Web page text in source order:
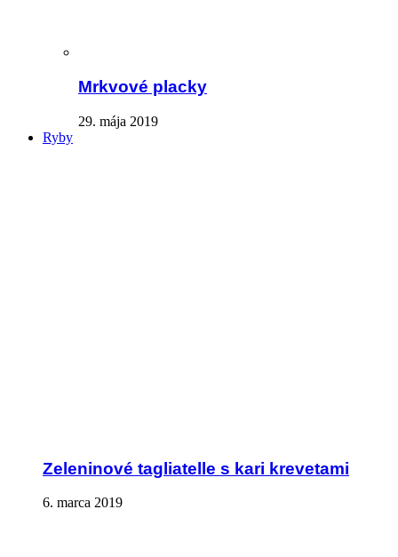
Mrkvové placky
29. mája 2019
Ryby
Zeleninové tagliatelle s kari krevetami
6. marca 2019